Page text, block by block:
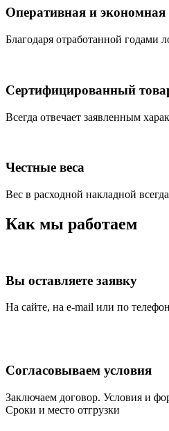
Оперативная и экономная
Благодаря отработанной годами
Сертифицированный
Всегда отвечает заявленным
Честные веса
Вес в расходной накладной
Как мы работаем
Вы оставляете заявку
На сайте, на e-mail или по
Согласовываем условия
Заключаем договор. Условия и
Сроки и место отгрузки